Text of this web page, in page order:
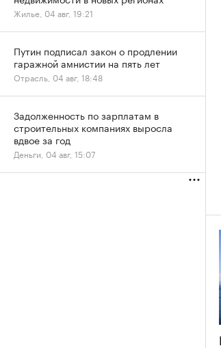
Жилье, 04 авг, 19:21
Путин подписал закон о продлении
гаражной амнистии на пять лет
Отрасль, 04 авг, 18:48
Задолженность по зарплатам в
строительных компаниях выросла
вдвое за год
Деньги, 04 авг, 15:07